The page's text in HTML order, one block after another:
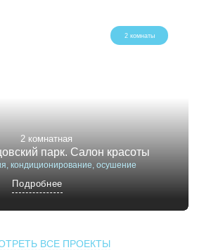
2 комнаты
2 комнатная
парк. Салон красоты
кондиционирование, осушение
Подробнее
ВСЕ ПРОЕКТЫ